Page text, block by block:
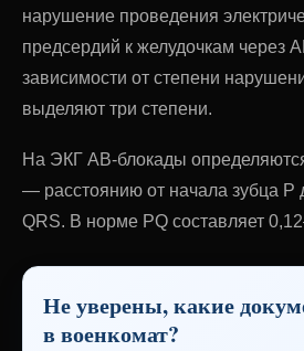
нарушение проведения
предсердий к желудочкам через
зависимости от степени
выделяют три степени.
На ЭКГ АВ-блокады
— расстоянию от начала зубца P
QRS. В норме PQ составляет
Не уверены, какие
в военкомат?